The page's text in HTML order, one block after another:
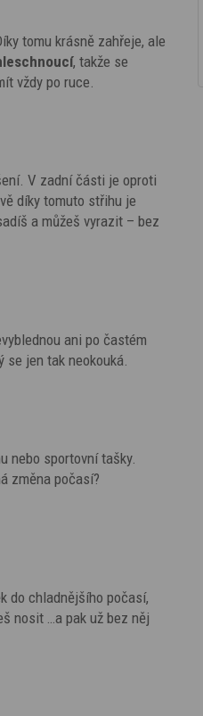
tomu krásně zahřeje, ale
, takže se
vždy po ruce.
V zadní části je oproti
díky tomuto střihu je
a můžeš vyrazit – bez
ani po častém
se jen tak neokouká.
nebo sportovní tašky.
změna počasí?
do chladnějšího počasí,
nosit …a pak už bez něj